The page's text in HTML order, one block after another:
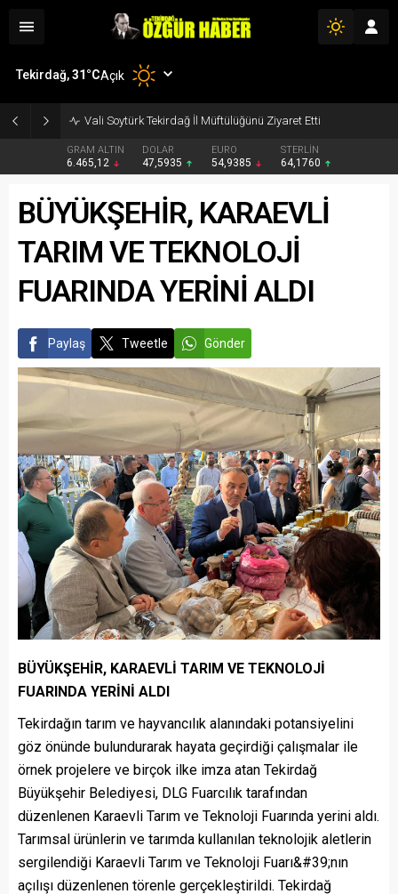
Vali Soytürk Tekirdağ İl Müftülüğünü Ziyaret Etti
GRAM ALTIN
6.465,12
DOLAR
47,5935
EURO
54,9385
STERLİN
64,1760
Tekirdağ,31°CAçık
BÜYÜKŞEHİR, KARAEVLİ
TARIM VE TEKNOLOJİ
FUARINDA YERİNİ ALDI
Paylaş Tweetle Gönder
BÜYÜKŞEHİR, KARAEVLİ TARIM VE TEKNOLOJİ
FUARINDA YERİNİ ALDI
Tekirdağın tarım ve hayvancılık alanındaki potansiyelini
göz önünde bulundurarak hayata geçirdiği çalışmalar ile
örnek projelere ve birçok ilke imza atan Tekirdağ
Büyükşehir Belediyesi, DLG Fuarcılık tarafından
düzenlenen Karaevli Tarım ve Teknoloji Fuarında yerini aldı.
Tarımsal ürünlerin ve tarımda kullanılan teknolojik aletlerin
sergilendiği Karaevli Tarım ve Teknoloji Fuarı&#39;nın
açılışı düzenlenen törenle gerçekleştirildi. Tekirdağ